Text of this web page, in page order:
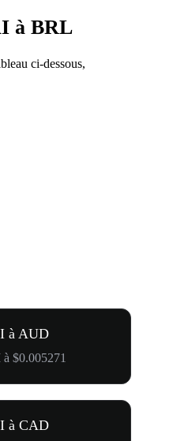
à BRL
ci-dessous,
à AUD
$0.005271
à CAD